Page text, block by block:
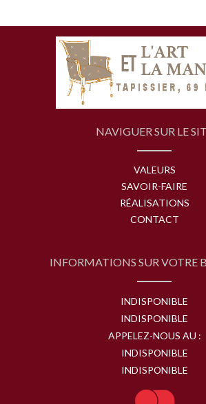
NAVIGUER SUR LE
VALEURS
SAVOIR-FAIRE
RÉALISATIONS
CONTACT
INFORMATIONS SUR VOTRE
INDISPONIBLE
INDISPONIBLE
APPELEZ-NOUS AU :
INDISPONIBLE
INDISPONIBLE